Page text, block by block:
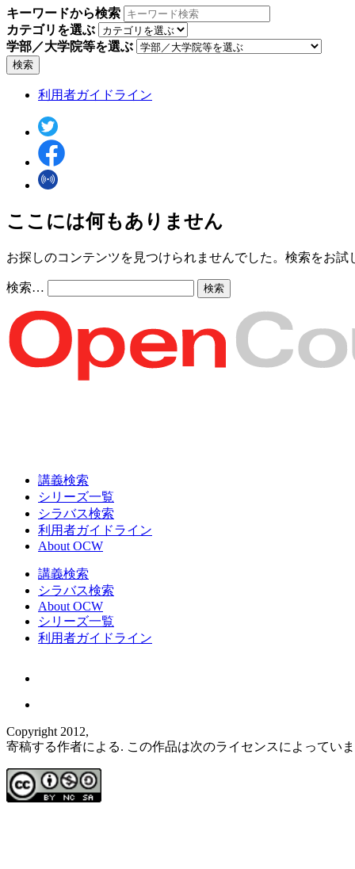
キーワードから検索
カテゴリを選ぶ
学部／大学院等を選ぶ
検索
利用者ガイドライン
ここには何もありません
お探しのコンテンツを見つけられませんでした。検索をお試
検索…
講義検索
シリーズ一覧
シラバス検索
利用者ガイドライン
About OCW
講義検索
シラバス検索
About OCW
シリーズ一覧
利用者ガイドライン
Copyright 2012,
寄稿する作者による. この作品は次のライセンスによってい